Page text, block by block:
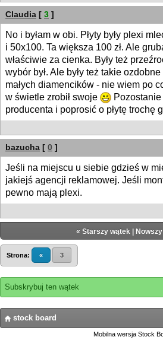
Claudia [ 3 ]
No i byłam w obi. Płyty były plexi
i 50x100. Ta większa 100 zł. Ale
właściwie za cienka. Były też
wybór był. Ale były też takie
małych diamencików - nie wiem po
w świetle zrobił swoje
producenta i poprosić o płytę trochę
bazucha [ 0 ]
Jeśli na miejscu u siebie gdzieś w
jakiejś agencji reklamowej. Jeśli
pewno mają plexi.
« Starszy wątek
Strona: « 3
Subskrybuj ten wątek
stock board
Mobilna wersja Stock